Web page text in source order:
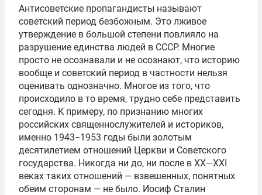
Антисоветские пропагандисты называют
советский период безбожным. Это лживое
утверждение в большой степени повлияло на
разрушение единства людей в СССР. Многие
просто не осознавали и не осознают, что историю
вообще и советский период в частности нельзя
оценивать однозначно. Многое из того, что
происходило в то время, трудно себе представить
сегодня. К примеру, по признанию многих
российских священнослужителей и историков,
именно 1943−1953 годы были золотым
десятилетием отношений Церкви и Советского
государства. Никогда ни до, ни после в ХХ—XXI
веках таких отношений — взвешенных, понятных
обеим сторонам — не было. Иосиф Сталин